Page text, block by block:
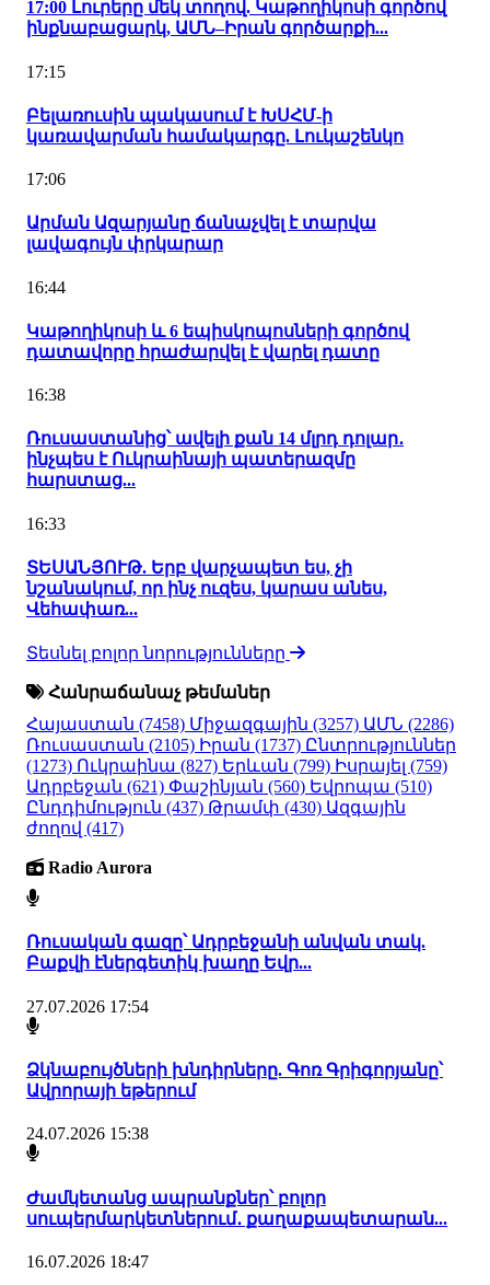
17:00 Լուրերը մեկ տողով. Կաթողիկոսի գործով
ինքնաբացարկ, ԱՄՆ–Իրան գործարքի...
17:15
Բելառուսին պակասում է ԽՍՀՄ-ի
կառավարման համակարգը. Լուկաշենկո
17:06
Արման Ազարյանը ճանաչվել է տարվա
լավագույն փրկարար
16:44
Կաթողիկոսի և 6 եպիսկոպոսների գործով
դատավորը հրաժարվել է վարել դատը
16:38
Ռուսաստանից՝ ավելի քան 14 մլրդ դոլար․
ինչպես է Ուկրաինայի պատերազմը
հարստաց...
16:33
ՏԵՍԱՆՅՈՒԹ. Երբ վարչապետ ես, չի
նշանակում, որ ինչ ուզես, կարաս անես,
Վեհափառ...
Տեսնել բոլոր նորությունները
Հանրաճանաչ թեմաներ
Հայաստան (7458) Միջազգային (3257) ԱՄՆ (2286)
Ռուսաստան (2105) Իրան (1737) Ընտրություններ
(1273) Ուկրաինա (827) Երևան (799) Իսրայել (759)
Ադրբեջան (621) Փաշինյան (560) Եվրոպա (510)
Ընդդիմություն (437) Թրամփ (430) Ազգային
ժողով (417)
Radio Aurora
Ռուսական գազը՝ Ադրբեջանի անվան տակ.
Բաքվի էներգետիկ խաղը Եվր...
27.07.2026 17:54
Ձկնաբույծների խնդիրները. Գոռ Գրիգորյանը՝
Ավրորայի եթերում
24.07.2026 15:38
Ժամկետանց ապրանքներ՝ բոլոր
սուպերմարկետներում․ քաղաքապետարան...
16.07.2026 18:47